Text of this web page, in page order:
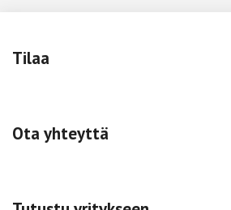
Tilaa
Ota yhteyttä